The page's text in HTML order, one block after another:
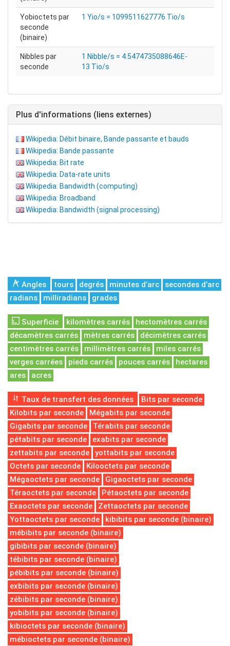
Yobioctets par
seconde
(binaire)
1 Yio/s = 1099511627776 Tio/s
Nibbles par
seconde
1 Nibble/s = 4.5474735088646E-
13 Tio/s
Plus d'informations (liens externes)
Wikipedia: Débit binaire, Bande passante et bauds
Wikipedia: Bande passante
Wikipedia: Bit rate
Wikipedia: Data-rate units
Wikipedia: Bandwidth (computing)
Wikipedia: Broadband
Wikipedia: Bandwidth (signal processing)
Angles tours degrés minutes d’arc
secondes d’arc
radians
milliradians grades
Superficie kilomètres carrés
hectomètres carrés
décamètres carrés
mètres carrés
décimètres carrés
centimètres carrés
millimètres carrés
miles carrés
verges carrées
pieds carrés pouces carrés
hectares
ares
acres
Taux de transfert des données
Bits par seconde
Kilobits par seconde
Mégabits par seconde
Gigabits par seconde
Térabits par seconde
pétabits par seconde
exabits par seconde
zettabits par seconde
yottabits par seconde
Octets par seconde
Kilooctets par seconde
Mégaoctets par seconde
Gigaoctets par seconde
Téraoctets par seconde
Pétaoctets par seconde
Exaoctets par seconde
Zettaoctets par seconde
Yottaoctets par seconde
kibibits par seconde (binaire)
mébibits par seconde (binaire)
gibibits par seconde (binaire)
tébibits par seconde (binaire)
pébibits par seconde (binaire)
exbibits par seconde (binaire)
zébibits par seconde (binaire)
yobibits par seconde (binaire)
kibioctets par seconde (binaire)
mébioctets par seconde (binaire)